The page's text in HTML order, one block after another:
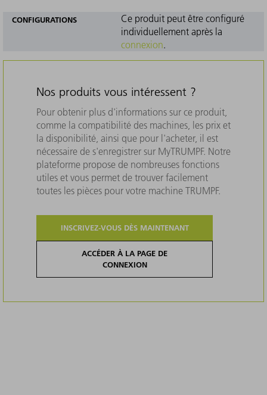
CONFIGURATIONS
Ce produit peut être configuré
individuellement après la
connexion.
Nos produits vous intéressent ?
Pour obtenir plus d'informations sur ce produit,
comme la compatibilité des machines, les prix et
la disponibilité, ainsi que pour l'acheter, il est
nécessaire de s'enregistrer sur MyTRUMPF. Notre
plateforme propose de nombreuses fonctions
utiles et vous permet de trouver facilement
toutes les pièces pour votre machine TRUMPF.
INSCRIVEZ-VOUS DÈS MAINTENANT
ACCÉDER À LA PAGE DE
CONNEXION